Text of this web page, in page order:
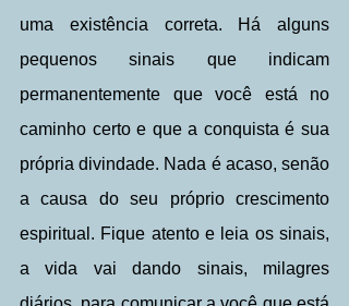
uma existência correta. Há alguns
pequenos sinais que indicam
permanentemente que você está no
caminho certo e que a conquista é sua
própria divindade. Nada é acaso, senão
a causa do seu próprio crescimento
espiritual. Fique atento e leia os sinais,
a vida vai dando sinais, milagres